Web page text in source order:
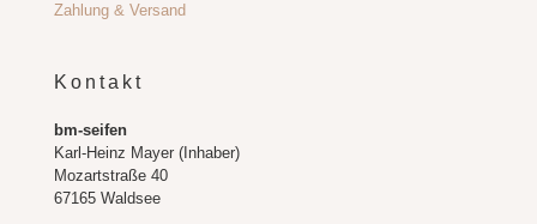
Zahlung & Versand
Kontakt
bm-seifen
Karl-Heinz Mayer (Inhaber)
Mozartstraße 40
67165 Waldsee